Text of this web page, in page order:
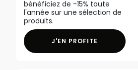
bénéficiez de -15% toute
l'année sur une sélection de
produits.
J'EN PROFITE